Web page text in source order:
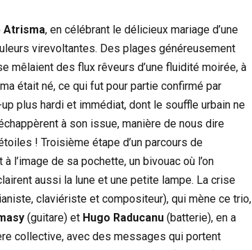
Atrisma, en célébrant le délicieux mariage d’une
virevoltantes. Des plages généreusement
mêlaient des flux rêveurs d’une fluidité moirée, à
était né, ce qui fut pour partie confirmé par
plus hardi et immédiat, dont le souffle urbain ne
à son issue, manière de nous dire
! Troisième étape d’un parcours de
l’image de sa pochette, un bivouac où l’on
aussi la lune et une petite lampe. La crise
claviériste et compositeur), qui mène ce trio,
(guitare) et Hugo Raducanu (batterie), en a
collective, avec des messages qui portent